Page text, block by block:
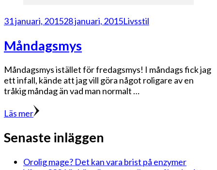
31 januari, 201528 januari, 2015Livsstil
Måndagsmys
Måndagsmys istället för fredagsmys! I måndags fick jag
ett infall, kände att jag vill göra något roligare av en
tråkig måndag än vad man normalt …
Läs mer
Senaste inläggen
Orolig mage? Det kan vara brist på enzymer